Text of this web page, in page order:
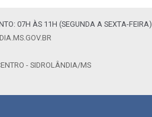
07H ÀS 11H (SEGUNDA A SEXTA-FEIRA)
- SIDROLÂNDIA/MS